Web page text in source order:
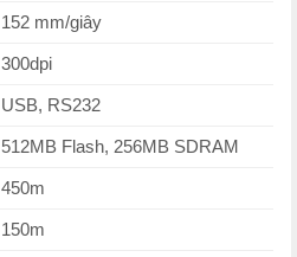
152 mm/giây
300dpi
USB, RS232
512MB Flash, 256MB SDRAM
450m
150m